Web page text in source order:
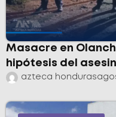
Masacre en
hipótesis del
azteca honduras